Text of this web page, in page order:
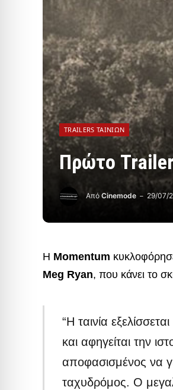
TRAILERS ΤΑΙΝΙΏΝ
Πρώτο
Από Cinemode 29/07/
Η Momentum
Meg Ryan, που κάνει το
“Η ταινία
και αφηγείται την
αποφασισμένος να
ταχυδρόμος. Ο